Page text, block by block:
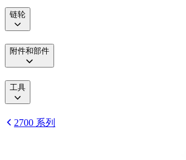
链轮
附件和部件
工具
2700 系列